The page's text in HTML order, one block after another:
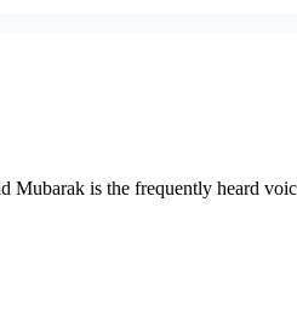
is the frequently heard